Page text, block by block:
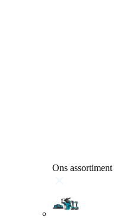
Ons assortiment